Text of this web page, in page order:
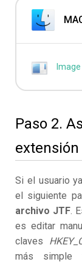
Paso 2.
Si el usuario
el siguiente
archivo JTF.
es editar
claves
más simple